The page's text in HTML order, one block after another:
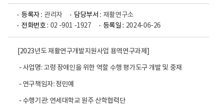
등록자 : 관리자 담당부서 : 재활연구소
전화번호 : 02 -901 -1927 등록일 : 2024-06-26
[2023년도 재활연구개발지원사업 용역연구과제]
- 사업명: 고령 장애인을 위한 역할 수행 평가도구 개발 및 중재
- 연구책임자: 정민예
- 수행기관: 연세대학교 원주 산학협력단